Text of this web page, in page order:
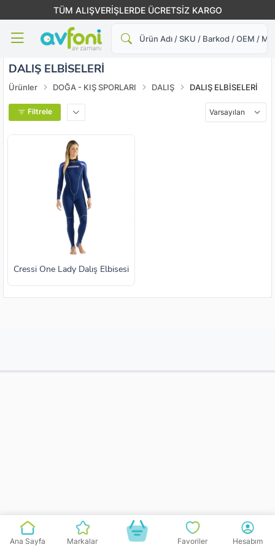
TÜM ALIŞVERİŞLERDE ÜCRETSİZ KARGO
Ara
DALIŞ ELBİSELERİ
Ürünler DOĞA - KIŞ SPORLARI DALIŞ DALIŞ ELBİSELERİ
Filtrele
Cressi One Lady Dalış Elbisesi
Ana Sayfa Markalar Favoriler Hesabım